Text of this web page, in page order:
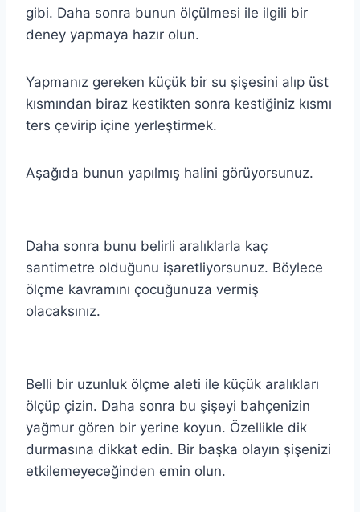
gibi. Daha sonra bunun ölçülmesi ile ilgili bir
deney yapmaya hazır olun.
Yapmanız gereken küçük bir su şişesini alıp üst
kısmından biraz kestikten sonra kestiğiniz kısmı
ters çevirip içine yerleştirmek.
Aşağıda bunun yapılmış halini görüyorsunuz.
Daha sonra bunu belirli aralıklarla kaç
santimetre olduğunu işaretliyorsunuz. Böylece
ölçme kavramını çocuğunuza vermiş
olacaksınız.
Belli bir uzunluk ölçme aleti ile küçük aralıkları
ölçüp çizin. Daha sonra bu şişeyi bahçenizin
yağmur gören bir yerine koyun. Özellikle dik
durmasına dikkat edin. Bir başka olayın şişenizi
etkilemeyeceğinden emin olun.